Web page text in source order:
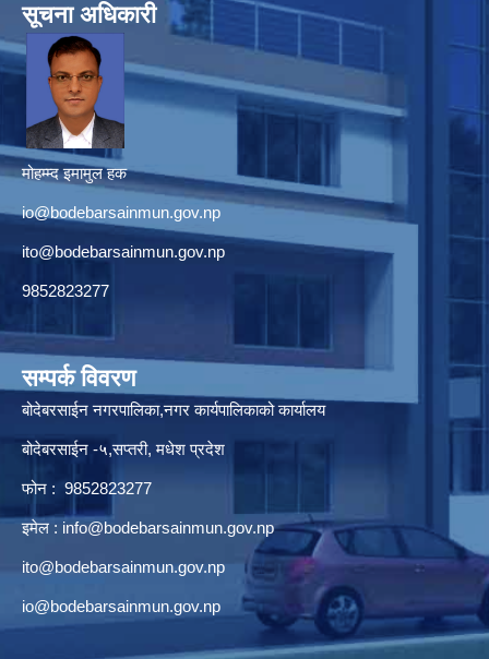
सूचना अधिकारी
मोहम्म्द इमामुल हक
io@bodebarsainmun.gov.np
ito@bodebarsainmun.gov.np
9852823277
सम्पर्क विवरण
बोदेबरसाईन नगरपालिका,नगर कार्यपालिकाको कार्यालय
बोदेबरसाईन -५,सप्तरी, मधेश प्रदेश
फोन : 9852823277
इमेल : info@bodebarsainmun.gov.np
ito@bodebarsainmun.gov.np
io@bodebarsainmun.gov.np